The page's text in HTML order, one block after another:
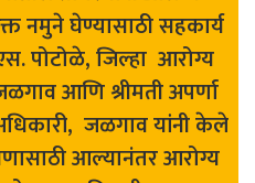
नमुने घेण्यासाठी सहकार्य
पोटोळे, जिल्हा आरोग्य
आणि श्रीमती अपर्णा
जळगाव यांनी केले
आल्यानंतर आरोग्य